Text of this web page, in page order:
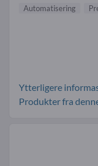
Automatisering
Ytterligere
Produkter fra